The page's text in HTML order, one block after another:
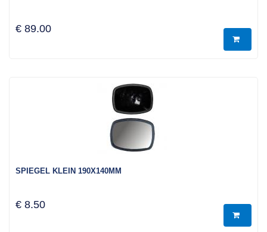
€ 89.00
SPIEGEL KLEIN 190X140MM
€ 8.50